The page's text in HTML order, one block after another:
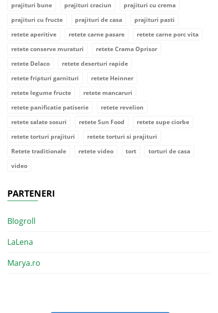
prajituri bune
prajituri craciun
prajituri cu crema
prajituri cu fructe
prajituri de casa
prajituri pasti
retete aperitive
retete carne pasare
retete carne porc vita
retete conserve muraturi
retete Crama Oprisor
retete Delaco
retete deserturi rapide
retete fripturi garnituri
retete Heinner
retete legume fructe
retete mancaruri
retete panificatie patiserie
retete revelion
retete salate sosuri
retete Sun Food
retete supe ciorbe
retete torturi prajituri
retete torturi si prajituri
Retete traditionale
retete video tort
torturi de casa
video
PARTENERI
Blogroll
LaLena
Marya.ro